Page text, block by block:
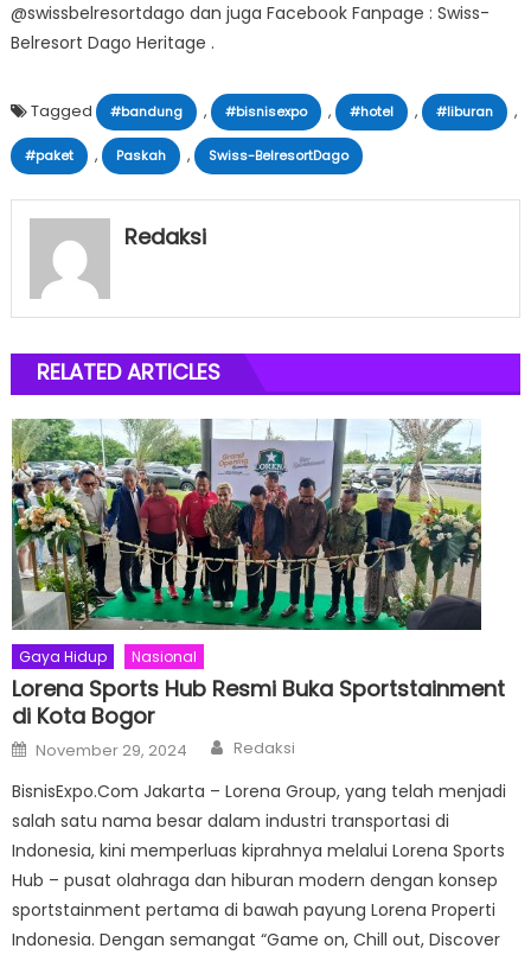
@swissbelresortdago dan juga Facebook Fanpage : Swiss-
Belresort Dago Heritage .
Tagged #bandung , #bisnisexpo , #hotel , #liburan ,
#paket , Paskah , Swiss-BelresortDago
Redaksi
RELATED ARTICLES
Gaya Hidup Nasional
Lorena Sports Hub Resmi Buka Sportstainment
di Kota Bogor
Posted
on
November 29, 2024 Author
Redaksi
BisnisExpo.Com Jakarta – Lorena Group, yang telah menjadi
salah satu nama besar dalam industri transportasi di
Indonesia, kini memperluas kiprahnya melalui Lorena Sports
Hub – pusat olahraga dan hiburan modern dengan konsep
sportstainment pertama di bawah payung Lorena Properti
Indonesia. Dengan semangat “Game on, Chill out, Discover